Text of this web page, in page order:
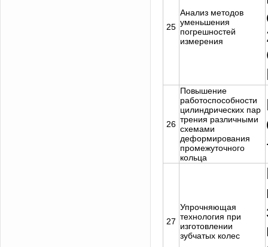
25
Анализ методов
уменьшения
погрешностей
измерения
26
Повышение
работоспособности
цилиндрических пар
трения различными
схемами
деформирования
промежуточного
кольца
27
Упрочняющая
технология при
изготовлении
зубчатых колес